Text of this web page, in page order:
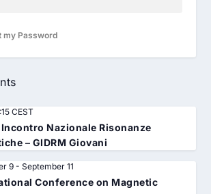
my Password
CEST
Nazionale Risonanze
– GIDRM Giovani
9 -September 11
Conference on Magnetic